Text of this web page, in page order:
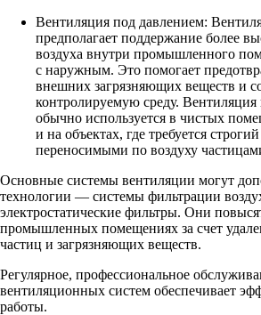
Вентиляция под давлением:
предполагает поддержание более
воздуха внутри промышленного
с наружным. Это помогает
внешних загрязняющих веществ и
контролируемую среду.
обычно используется в чистых
и на объектах, где требуется
переносимыми по воздуху
Основные системы вентиляции могут
технологии — системы фильтрации
электростатические фильтры. Они
промышленных помещениях за счет
частиц и загрязняющих веществ.
Регулярное, профессиональное
вентиляционных систем обеспечивает
работы.